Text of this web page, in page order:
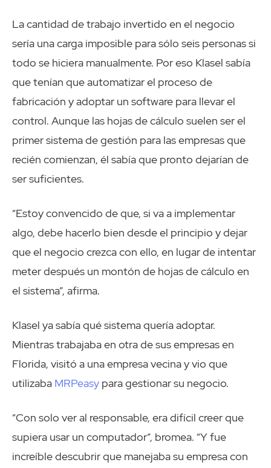
La cantidad de trabajo invertido en el negocio
sería una carga imposible para sólo seis personas si
todo se hiciera manualmente. Por eso Klasel sabía
que tenían que automatizar el proceso de
fabricación y adoptar un software para llevar el
control. Aunque las hojas de cálculo suelen ser el
primer sistema de gestión para las empresas que
recién comienzan, él sabía que pronto dejarían de
ser suficientes.
“Estoy convencido de que, si va a implementar
algo, debe hacerlo bien desde el principio y dejar
que el negocio crezca con ello, en lugar de intentar
meter después un montón de hojas de cálculo en
el sistema”, afirma.
Klasel ya sabía qué sistema quería adoptar.
Mientras trabajaba en otra de sus empresas en
Florida, visitó a una empresa vecina y vio que
utilizaba MRPeasy para gestionar su negocio.
“Con solo ver al responsable, era difícil creer que
supiera usar un computador”, bromea. “Y fue
increíble descubrir que manejaba su empresa con